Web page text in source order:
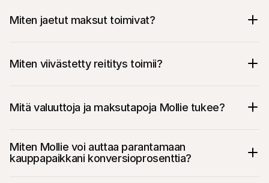
Miten jaetut maksut toimivat?
Miten viivästetty reititys toimii?
Mitä valuuttoja ja maksutapoja Mollie tukee?
Miten Mollie voi auttaa parantamaan
kauppapaikkani konversioprosenttia?